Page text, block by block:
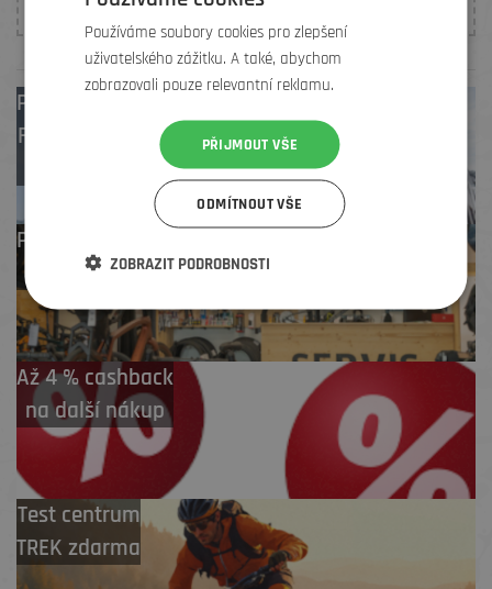
Prodejny
Frýdek-Místek
Profesionální záruční
i pozáruční servis
Až 4 % cashback
na další nákup
Test centrum
TREK zdarma
Používáme soubory cookies pro zlepšení
uživatelského zážitku. A také, abychom
zobrazovali pouze relevantní reklamu.
PŘIJMOUT VŠE
ODMÍTNOUT VŠE
ZOBRAZIT PODROBNOSTI